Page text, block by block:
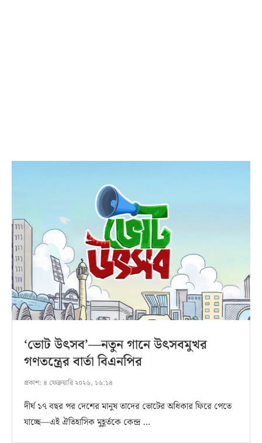
‘ভোট উৎসব’—নতুন গানে উৎসবমুখর
গণতন্ত্রের বার্তা বিএনপির
প্রকাশ: ৪ ফেব্রুয়ারি ২০২৬, ১৬:১৪
দীর্ঘ ১৭ বছর পর দেশের মানুষ তাদের ভোটের অধিকার ফিরে পেতে
যাচ্ছে—এই ঐতিহাসিক মুহূর্তকে কেন্দ্র …